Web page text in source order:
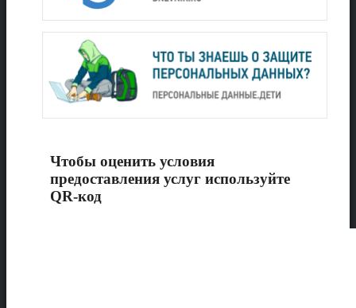
Чтобы оценить условия
предоставления услуг используйте
QR-код